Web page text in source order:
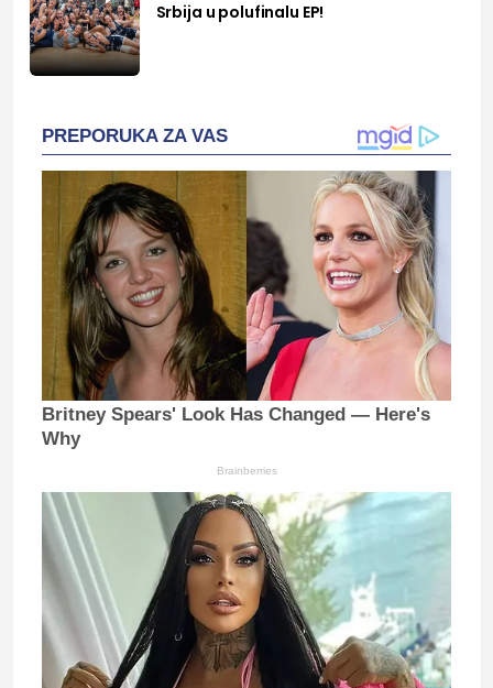
Srbija u polufinalu EP!
PREPORUKA ZA VAS
Britney Spears' Look Has Changed — Here's
Why
Brainberries